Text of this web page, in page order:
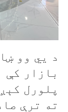
د يي وو
بازار کې
پلورل
ته ترې